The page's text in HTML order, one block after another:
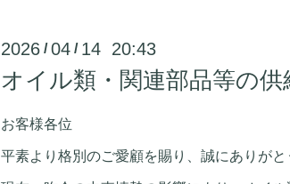
2026 /04 / 14 20:43
オイル類・関連部品等の
お客様各位
平素より格別のご愛顧を賜り、誠にありがと